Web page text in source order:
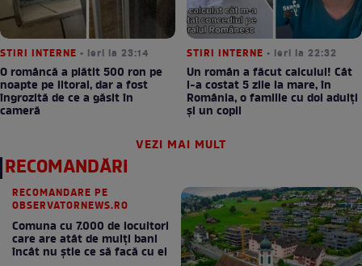
STIRI INTERNE • ieri la 23:14
O româncă a plătit 500 ron pe
noapte pe litoral, dar a fost
îngrozită de ce a găsit în
cameră
STIRI INTERNE • ieri la 22:32
Un român a făcut calculul! Cât
l-a costat 5 zile la mare, în
România, o familie cu doi adulți
și un copil
VEZI MAI MULT
RECOMANDĂRI
RECOMANDARE PE
OBSERVATORNEWS.RO
Comuna cu 7.000 de locuitori
care are atât de mulți bani
încât nu știe ce să facă cu ei